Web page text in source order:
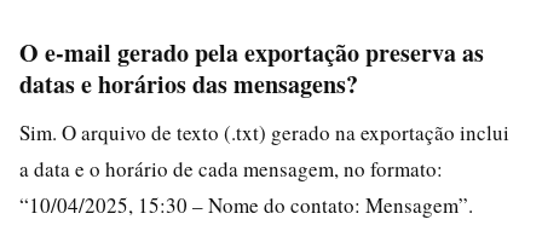
O e-mail gerado pela exportação preserva as
datas e horários das mensagens?
Sim. O arquivo de texto (.txt) gerado na exportação inclui
a data e o horário de cada mensagem, no formato:
“10/04/2025, 15:30 – Nome do contato: Mensagem”.